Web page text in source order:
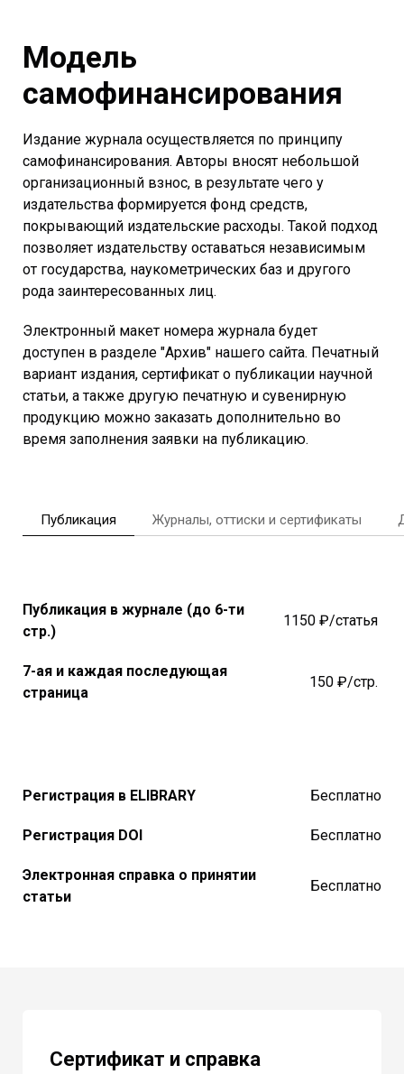
Модель
самофинансирования
Издание журнала осуществляется по принципу
самофинансирования. Авторы вносят небольшой
организационный взнос, в результате чего у
издательства формируется фонд средств,
покрывающий издательские расходы. Такой подход
позволяет издательству оставаться независимым
от государства, наукометрических баз и другого
рода заинтересованных лиц.
Электронный макет номера журнала будет
доступен в разделе "Архив" нашего сайта. Печатный
вариант издания, сертификат о публикации научной
статьи, а также другую печатную и сувенирную
продукцию можно заказать дополнительно во
время заполнения заявки на публикацию.
Публикация Журналы, оттиски и сертификаты
Публикация в журнале (до 6-ти
стр.)
1150 ₽/статья
7-ая и каждая последующая
страница
150 ₽/стр.
Регистрация в ELIBRARY Бесплатно
Регистрация DOI Бесплатно
Электронная справка о принятии
статьи
Бесплатно
Сертификат и справка